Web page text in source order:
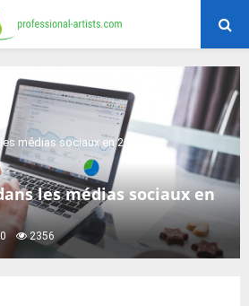
médias sociaux en 2020
les médias sociaux en
0 2356